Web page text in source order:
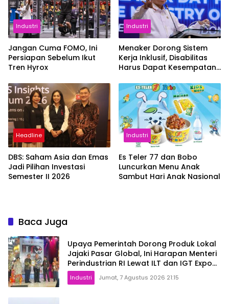
Industri
Jangan Cuma FOMO, Ini
Persiapan Sebelum Ikut
Tren Hyrox
Industri
Menaker Dorong Sistem
Kerja Inklusif, Disabilitas
Harus Dapat Kesempatan
Headline
DBS: Saham Asia dan Emas
Jadi Pilihan Investasi
Semester II 2026
Industri
Es Teler 77 dan Bobo
Luncurkan Menu Anak
Sambut Hari Anak Nasional
Baca Juga
Upaya Pemerintah Dorong Produk Lokal
Jajaki Pasar Global, Ini Harapan Menteri
Perindustrian RI Lewat ILT dan IGT Expo
2026
Industri Jumat, 7 Agustus 2026 21:15